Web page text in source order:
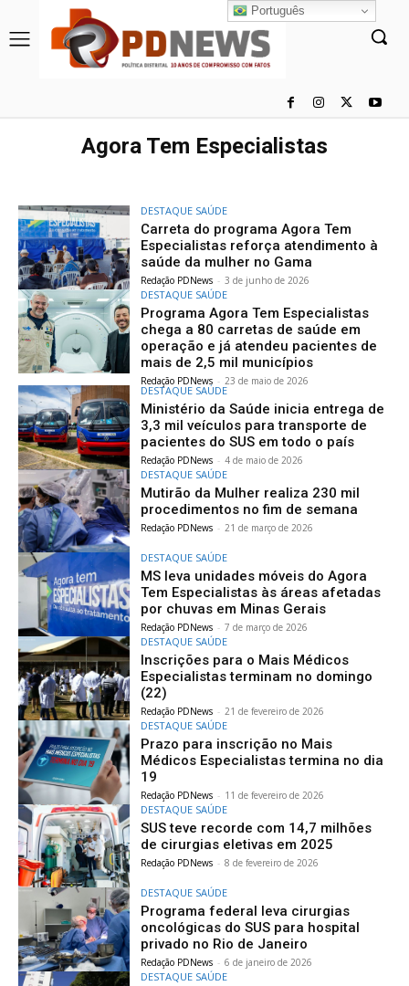
Agora Tem Especialistas
DESTAQUE SAÚDE
Carreta do programa Agora Tem
Especialistas reforça atendimento à
saúde da mulher no Gama
Redação PDNews - 3 de junho de 2026
DESTAQUE SAÚDE
Programa Agora Tem Especialistas
chega a 80 carretas de saúde em
operação e já atendeu pacientes de
mais de 2,5 mil municípios
Redação PDNews - 23 de maio de 2026
DESTAQUE SAÚDE
Ministério da Saúde inicia entrega de
3,3 mil veículos para transporte de
pacientes do SUS em todo o país
Redação PDNews - 4 de maio de 2026
DESTAQUE SAÚDE
Mutirão da Mulher realiza 230 mil
procedimentos no fim de semana
Redação PDNews - 21 de março de 2026
DESTAQUE SAÚDE
MS leva unidades móveis do Agora
Tem Especialistas às áreas afetadas
por chuvas em Minas Gerais
Redação PDNews - 7 de março de 2026
DESTAQUE SAÚDE
Inscrições para o Mais Médicos
Especialistas terminam no domingo
(22)
Redação PDNews - 21 de fevereiro de 2026
DESTAQUE SAÚDE
Prazo para inscrição no Mais
Médicos Especialistas termina no dia
19
Redação PDNews - 11 de fevereiro de 2026
DESTAQUE SAÚDE
SUS teve recorde com 14,7 milhões
de cirurgias eletivas em 2025
Redação PDNews - 8 de fevereiro de 2026
DESTAQUE SAÚDE
Programa federal leva cirurgias
oncológicas do SUS para hospital
privado no Rio de Janeiro
Redação PDNews - 6 de janeiro de 2026
DESTAQUE SAÚDE
Português